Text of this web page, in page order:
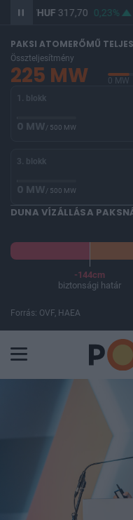
HUF 317,70 0,23%
PAKSI ATOMERŐMŰ
Összteljesítmény
225 MW 0 MW
1. blokk
0 MW/ 500 MW
3. blokk
0 MW/ 500 MW
DUNA VÍZÁLLÁSA
-144cm
biztonsági határ
Forrás: OVF, HAEA